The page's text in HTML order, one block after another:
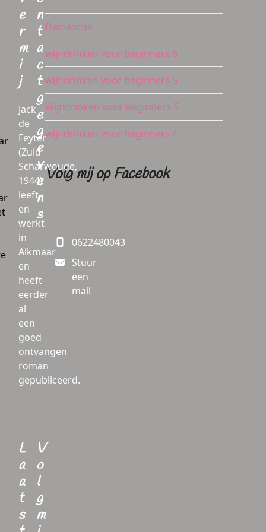
Damascus
wijndrinken voor beginners 6
wijndrinken voor beginners 5
Wijndrinken voor beginners 5
wijndrinken voor beginners 4
Volg mij op Facebook
e
r
m
i
j
Jack
de
Feyter
(Zuid
Scharwoude,
1944)
leeft
en
werkt
in
Alkmaar
en
heeft
eerder
al
een
goed
ontvangen
roman
gepubliceerd.
n
t
a
c
t
g
e
g
e
v
e
n
s
0622480043
Stuur
een
mail
L
a
a
t
s
V
o
l
g
m